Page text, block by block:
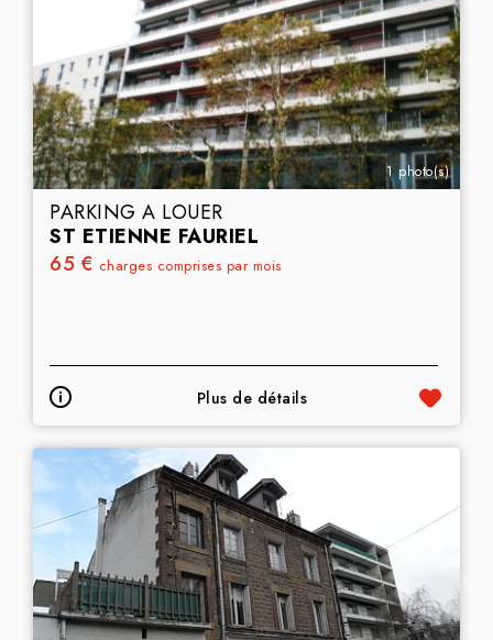
1 photo(s)
PARKING A LOUER
ST ETIENNE FAURIEL
65 € charges comprises par mois
Plus de détails